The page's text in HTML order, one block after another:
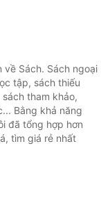
Sách. Sách ngoại
tập, sách thiếu
tham khảo,
Bằng khả năng
đã tổng hợp hơn
tìm giá rẻ nhất